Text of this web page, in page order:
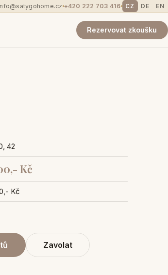
+420 222 703 416 CZ DE EN
Rezervovat zkoušku
42
Kč
Kč
Zavolat